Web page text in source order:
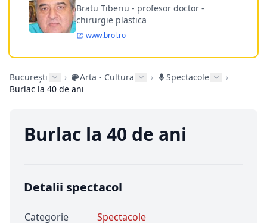
doctor
Bratu Tiberiu - profesor doctor -
chirurgie plastica
www.brol.ro
București › Arta - Cultura › Spectacole
›
Burlac la 40 de ani
Burlac la 40 de ani
Detalii spectacol
Categorie
Spectacole